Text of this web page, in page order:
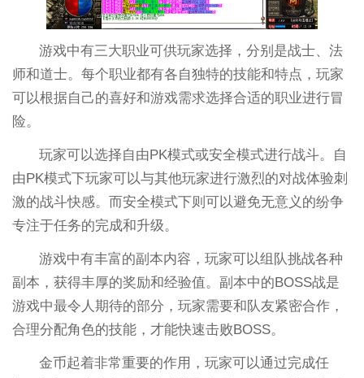
游戏中有三大职业可供玩家选择，分别是战士、法
师和道士。每个职业都有各自独特的技能和特点，玩家
可以根据自己的喜好和游戏需求选择合适的职业进行冒
险。
玩家可以选择自由PK模式或安全模式进行战斗。自
由PK模式下玩家可以与其他玩家进行激烈的对战体验刺
激的战斗快感。而安全模式下则可以避免无意义的纷争
专注于任务的完成和升级。
游戏中有丰富的副本内容，玩家可以组队挑战各种
副本，获得丰厚的奖励和经验值。副本中的BOSS战是
游戏中最令人期待的部分，玩家需要和队友紧密合作，
合理分配角色的技能，才能快速击败BOSS。
金币起着非常重要的作用，玩家可以通过完成任